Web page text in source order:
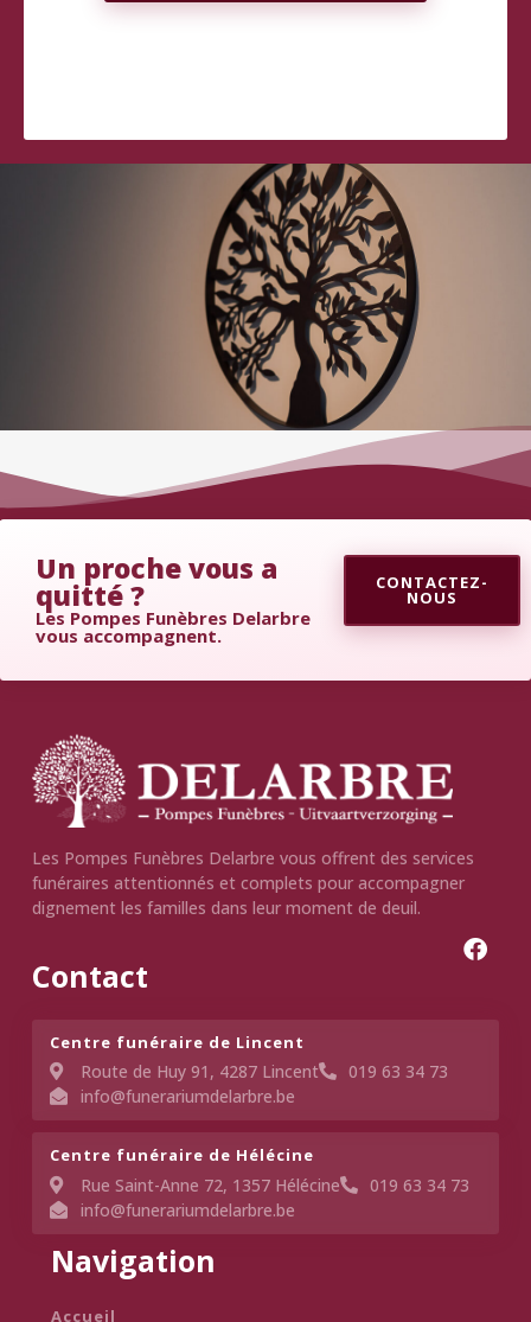
Un proche vous a
quitté ?
Les Pompes Funèbres Delarbre
vous accompagnent.
CONTACTEZ-
NOUS
Les Pompes Funèbres Delarbre vous offrent des services
funéraires attentionnés et complets pour accompagner
dignement les familles dans leur moment de deuil.
Navigation
Accueil
Contact
Centre funéraire de Lincent​
Route de Huy 91, 4287 Lincent
019 63 34 73
info@funerariumdelarbre.be
Centre funéraire de Hélécine
Rue Saint-Anne 72, 1357 Hélécine
019 63 34 73
info@funerariumdelarbre.be